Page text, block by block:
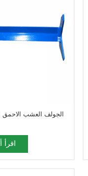
الجولف العشب الاحمق
اقرأ